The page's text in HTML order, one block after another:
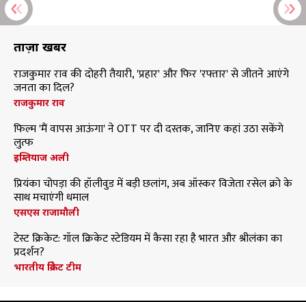
ताज़ा खबरें
राजकुमार राव की दोहरी तैयारी, 'प्रहार' और फिर 'रफ्तार' से जीतने आएंगे
जनता का दिल?
राजकुमार राव
फिल्म 'मैं वापस आऊंगा' ने OTT पर दी दस्तक, जानिए कहां उठा सकेंगे
लुत्फ
इम्तियाज अली
प्रियंका चोपड़ा की हॉलीवुड में बड़ी छलांग, अब ऑस्कर विजेता रसेल क्रो के
साथ मचाएंगी धमाल
एसएस राजामौली
टेस्ट क्रिकेट: गॉल क्रिकेट स्टेडियम में कैसा रहा है भारत और श्रीलंका का
प्रदर्शन?
भारतीय क्रिकेट टीम